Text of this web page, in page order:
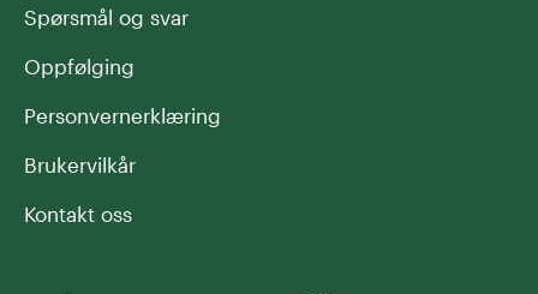
Spørsmål og svar
Oppfølging
Personvernerklæring
Brukervilkår
Kontakt oss